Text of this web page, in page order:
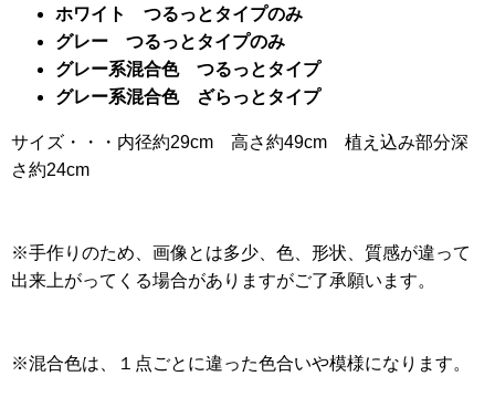
ホワイト つるっとタイプのみ
グレー つるっとタイプのみ
グレー系混合色 つるっとタイプ
グレー系混合色 ざらっとタイプ
サイズ・・・内径約29cm 高さ約49cm 植え込み部分深
さ約24cm
※手作りのため、画像とは多少、色、形状、質感が違って
出来上がってくる場合がありますがご了承願います。
※混合色は、１点ごとに違った色合いや模様になります。